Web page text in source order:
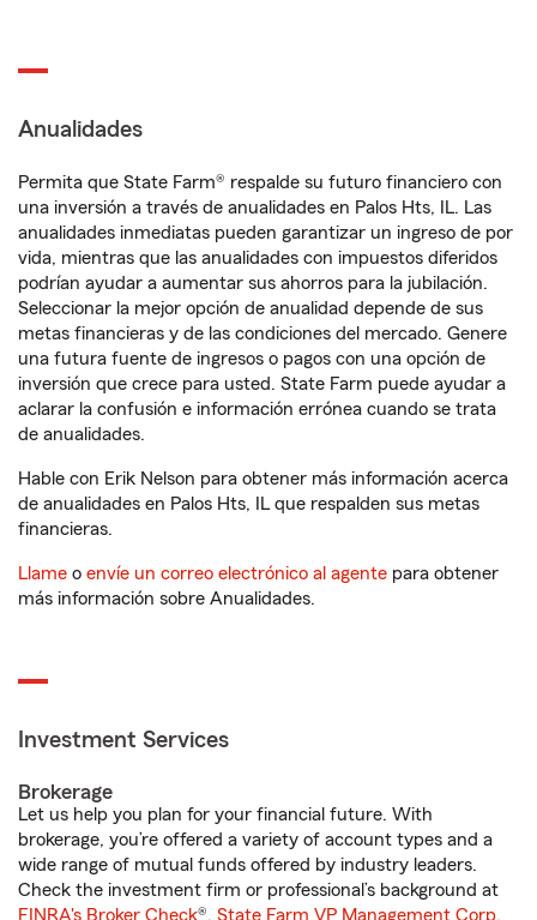
Anualidades
Permita que State Farm® respalde su futuro financiero con
una inversión a través de anualidades en Palos Hts, IL. Las
anualidades inmediatas pueden garantizar un ingreso de por
vida, mientras que las anualidades con impuestos diferidos
podrían ayudar a aumentar sus ahorros para la jubilación.
Seleccionar la mejor opción de anualidad depende de sus
metas financieras y de las condiciones del mercado. Genere
una futura fuente de ingresos o pagos con una opción de
inversión que crece para usted. State Farm puede ayudar a
aclarar la confusión e información errónea cuando se trata
de anualidades.
Hable con Erik Nelson para obtener más información acerca
de anualidades en Palos Hts, IL que respalden sus metas
financieras.
Llame o envíe un correo electrónico al agente para obtener
más información sobre Anualidades.
Investment Services
Brokerage
Let us help you plan for your financial future. With
brokerage, you’re offered a variety of account types and a
wide range of mutual funds offered by industry leaders.
Check the investment firm or professional’s background at
FINRA's Broker Check®. State Farm VP Management Corp.